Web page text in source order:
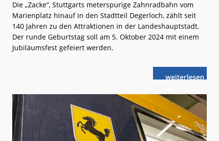
Die „Zacke“, Stuttgarts meterspurige Zahnradbahn vom
Marienplatz hinauf in den Stadtteil Degerloch, zählt seit
140 Jahren zu den Attraktionen in der Landeshauptstadt.
Der runde Geburtstag soll am 5. Oktober 2024 mit einem
Jubiläumsfest gefeiert werden.
weiterlese
nStuttgarter
alt